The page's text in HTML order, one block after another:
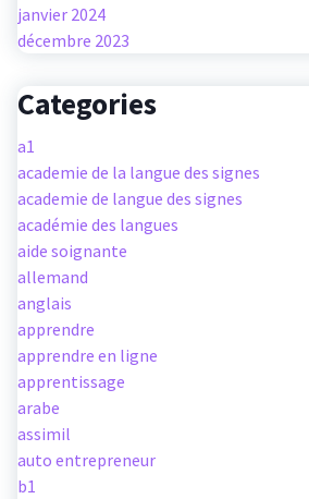
janvier 2024
décembre 2023
Categories
a1
academie de la langue des signes
academie de langue des signes
académie des langues
aide soignante
allemand
anglais
apprendre
apprendre en ligne
apprentissage
arabe
assimil
auto entrepreneur
b1